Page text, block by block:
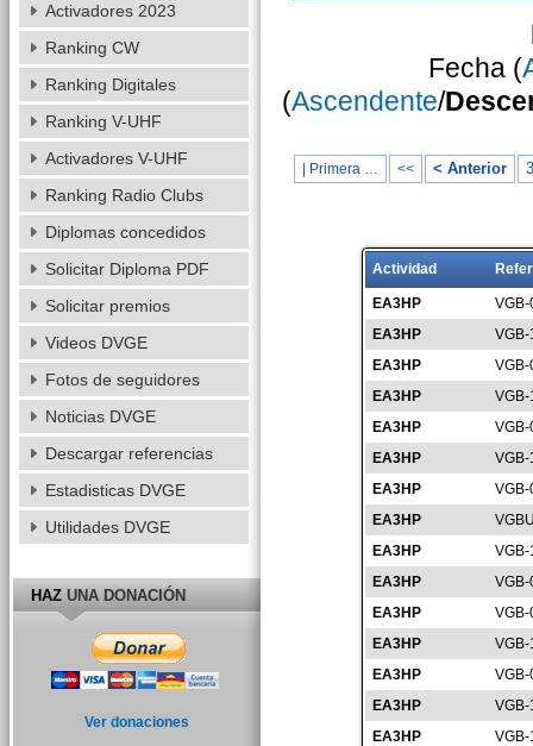
Fecha (
(Ascendente/
| Primera … << < Anterior
Actividad
EA3HP
EA3HP
EA3HP
EA3HP
EA3HP
EA3HP
EA3HP
EA3HP
EA3HP
EA3HP
EA3HP
EA3HP
EA3HP
EA3HP
EA3HP
Activadores 2023
Ranking CW
Ranking Digitales
Ranking V-UHF
Activadores V-UHF
Ranking Radio Clubs
Diplomas concedidos
Solicitar Diploma PDF
Solicitar premios
Videos DVGE
Fotos de seguidores
Noticias DVGE
Descargar referencias
Estadisticas DVGE
Utilidades DVGE
HAZUNA DONACIÓN
Ver donaciones